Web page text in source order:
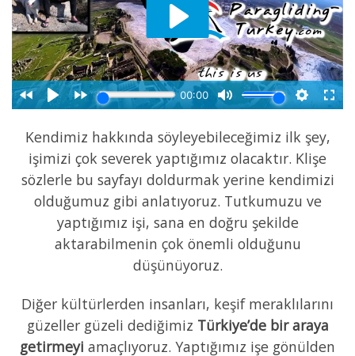
Kendimiz hakkında söyleyebileceğimiz ilk şey,
işimizi çok severek yaptığımız olacaktır. Klişe
sözlerle bu sayfayı doldurmak yerine kendimizi
olduğumuz gibi anlatıyoruz. Tutkumuzu ve
yaptığımız işi, sana en doğru şekilde
aktarabilmenin çok önemli olduğunu
düşünüyoruz.
Diğer kültürlerden insanları, keşif meraklılarını
güzeller güzeli dediğimiz Türkiye’de bir araya
getirmeyi amaçlıyoruz. Yaptığımız işe gönülden